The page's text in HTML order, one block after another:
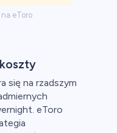
eToro
się na rzadszym
eToro